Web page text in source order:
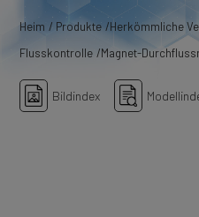
Heim Produkte Herkömmliche
Flusskontrolle
Magnet-
Bildindex